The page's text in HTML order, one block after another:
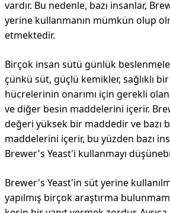
vardır. Bu nedenle, bazı insanlar,
yerine kullanmanın mümkün olup
etmektedir.
Birçok insan sütü günlük
çünkü süt, güçlü kemikler, sağlıklı
hücrelerinin onarımı için gerekli
ve diğer besin maddelerini içerir.
değeri yüksek bir maddedir ve bazı
maddelerini içerir, bu yüzden bazı
Brewer's Yeast'i kullanmayı
Brewer's Yeast'in süt yerine
yapılmış birçok araştırma